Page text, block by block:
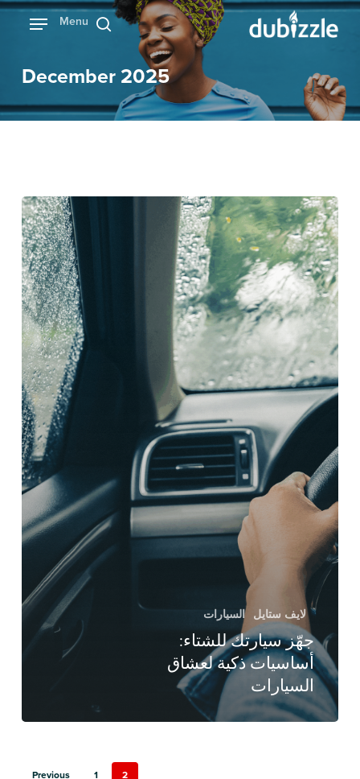
Skip
content
بحث
Menu
December 2025
لايف ستايل السيارات
جهّز سيارتك للشتاء:
أساسيات ذكية لعشاق
السيارات
Previous 1 2